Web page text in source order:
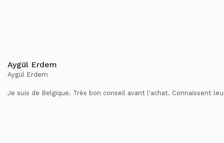
Aygül Erdem
Aygül Erdem
Je suis de Belgique. Très bon conseil avant l'achat. Connaissent